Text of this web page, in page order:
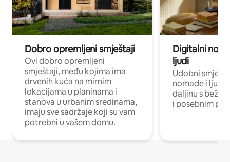
Dobro opremljeni smještaji
Ovi dobro opremljeni
smještaji, među kojima ima
drvenih kuća na mirnim
lokacijama u planinama i
stanova u urbanim sredinama,
imaju sve sadržaje koji su vam
potrebni u vašem domu.
Digitalni
ljudi
Udobni
nomade i ljude
daljinu s
i posebnim